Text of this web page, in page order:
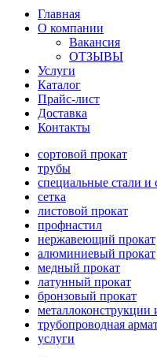
Главная
О компании
Вакансия
ОТЗЫВЫ
Услуги
Каталог
Прайс-лист
Доставка
Контакты
сортовой прокат
трубы
специальные стали и
сетка
листовой прокат
профнастил
нержавеющий прокат
алюминиевый прокат
медный прокат
латунный прокат
бронзовый прокат
металлоконструкции
трубопроводная
услуги